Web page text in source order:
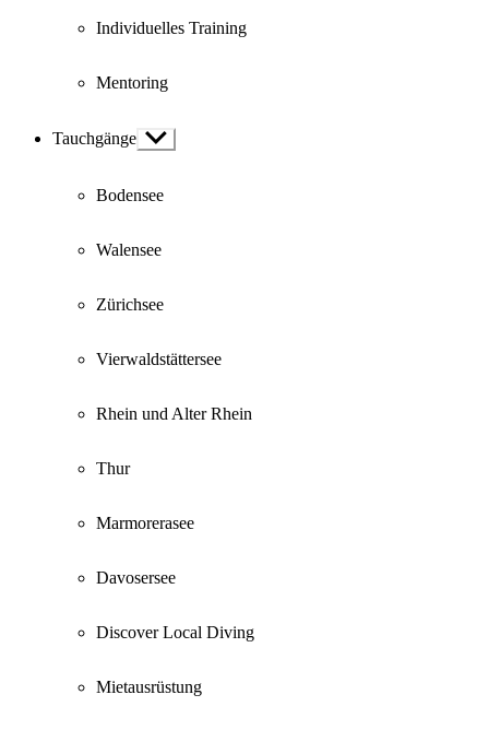
Individuelles Training
Mentoring
Tauchgänge Show
sub
Bodensee
Walensee
Zürichsee
Vierwaldstättersee
Rhein und Alter Rhein
Thur
Marmorerasee
Davosersee
Discover Local Diving
Mietausrüstung